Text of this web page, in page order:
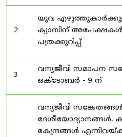
2
യുവ
ക്യാമ്പിന്
പത്രക്കുറിപ്പ്
3
വന്യജീവി സമാപന
ഒക്ടോബർ - 9 ന്
വന്യജീവി
കേന്ദ്രങ്ങൾ